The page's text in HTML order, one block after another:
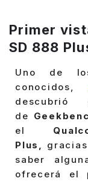
Primer
SD 888
Uno de
conocidos,
de
el
Plus,
saber
ofrecerá el